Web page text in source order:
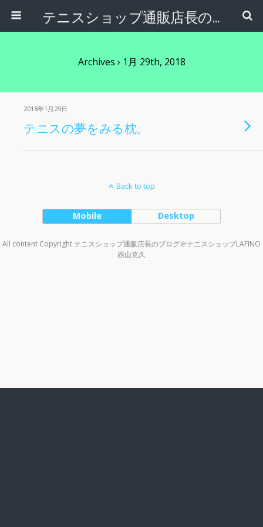
テニスショップ通販店長のブログ＠テニスショップLAFINO 西山克久
Archives › 1月 29th, 2018
2018年1月29日
テニスの夢をみる枕。
Back to top
Mobile Desktop
All content Copyright テニスショップ通販店長のブログ＠テニスショップLAFINO
西山克久